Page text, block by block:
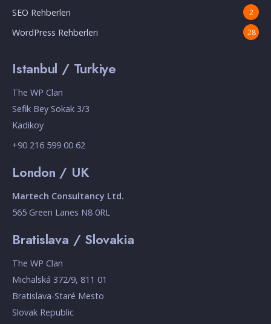
SEO Rehberleri 2
WordPress Rehberleri 28
Istanbul / Turkiye
The WP Clan
Sefik Bey Sokak 3/3
Kadikoy
+90 216 599 00 62
London / UK
Martech Consultancy Ltd.
565 Green Lanes N8 0RL
Bratislava / Slovakia
The WP Clan
Michalská 372/9, 811 01
Bratislava-Staré Mesto
Slovak Republic